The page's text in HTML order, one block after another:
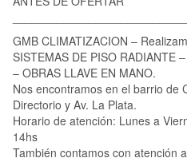
GMB CLIMATIZACION –
SISTEMAS DE PISO RADIANTE
– OBRAS LLAVE EN MANO.
Nos encontramos en el barrio de
Directorio y Av. La Plata.
Horario de atención: Lunes a
14hs
También contamos con atención